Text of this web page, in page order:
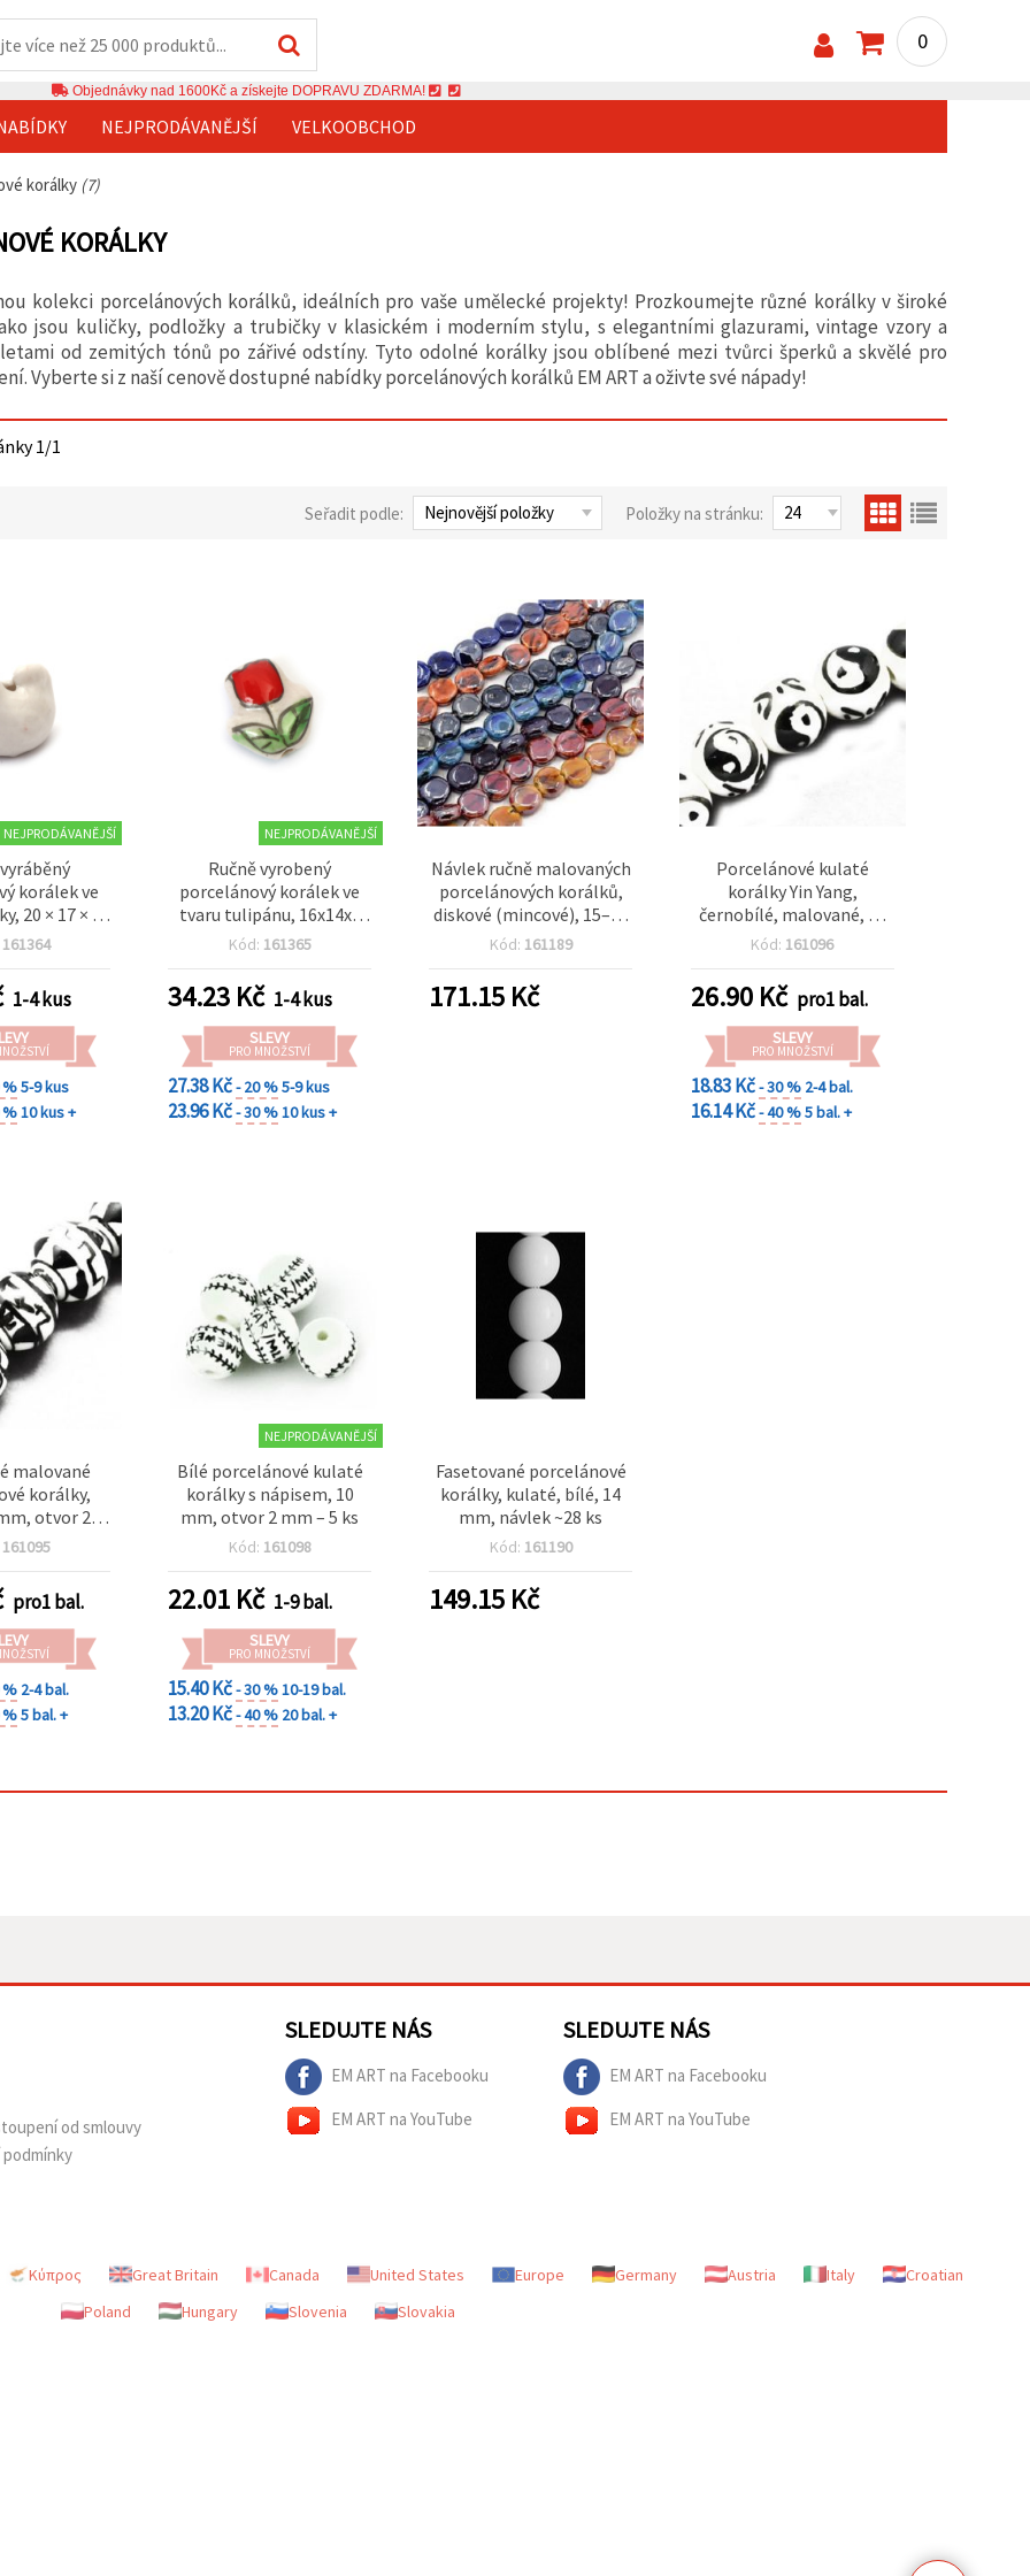
0
Objednávky nad 1600Kč a získejte DOPRAVU ZDARMA!
NEJPRODÁVANĚJŠÍ VELKOOBCHOD
korálky (7)
KORÁLKY
kolekci porcelánových korálků, ideálních pro vaše umělecké projekty! Prozkoumejte různé korálky v široké
jsou kuličky, podložky a trubičky v klasickém i moderním stylu, s elegantními glazurami, vintage vzory a
od zemitých tónů po zářivé odstíny. Tyto odolné korálky jsou oblíbené mezi tvůrci šperků a skvělé pro
Vyberte si z naší cenově dostupné nabídky porcelánových korálků EM ART a oživte své nápady!
1/1
Seřadit podle: Položky na stránku:
NEJPRODÁVANĚJŠÍ
korálek ve
20 × 17 × 14
2 mm, bílý
161364
1-4 kus
%5-9 kus
%10 kus +
NEJPRODÁVANĚJŠÍ
Ručně vyrobený
porcelánový korálek ve
tvaru tulipánu, 16x14x7
mm, otvor: 3 mm, bílý, 2
Kód: 161365
34.23 Kč 1-4 kus
SLEVY
PRO MNOŽSTVÍ
27.38 Kč- 20 %5-9 kus
23.96 Kč- 30 %10 kus +
Návlek ručně malovaných
porcelánových korálků,
diskové (mincové), 15–17
x 16–17 x 7 mm, průvlek 3
cca 25 ks
Kód: 161189
171.15 Kč
Porcelánové kulaté
korálky Yin Yang,
černobílé, malované, 10
mm, průvlek 2,5 mm – 5
Kód: 161096
26.90Kč pro1 bal.
SLEVY
PRO MNOŽSTVÍ
18.83 Kč- 30 % 2-4 bal.
16.14 Kč- 40 %5 bal. +
malované
korálky,
otvor 2,5
5 ks
161095
pro1 bal.
% 2-4 bal.
%5 bal. +
NEJPRODÁVANĚJŠÍ
Bílé porcelánové kulaté
korálky s nápisem, 10
mm, otvor 2 mm – 5 ks
Kód: 161098
22.01 Kč 1-9 bal.
SLEVY
PRO MNOŽSTVÍ
15.40 Kč- 30 %10-19 bal.
13.20 Kč- 40 % 20 bal. +
Fasetované porcelánové
korálky, kulaté, bílé, 14
mm, návlek ~28 ks
Kód: 161190
149.15 Kč
od smlouvy
SLEDUJTE NÁS
EM ART na Facebooku
EM ART na YouTube
SLEDUJTE NÁS
EM ART na Facebooku
EM ART na YouTube
Κύπρος Great Britain Canada United States Europe Germany Austria Italy
Croatian
Poland
Hungary Slovenia Slovakia